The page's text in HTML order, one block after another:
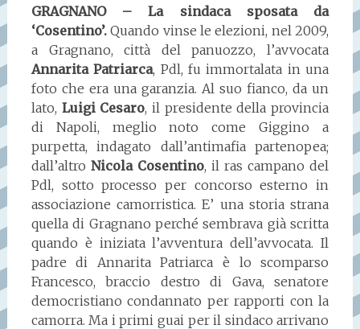
GRAGNANO – La sindaca sposata da
‘Cosentino’.Quando vinse le elezioni, nel 2009,
a Gragnano, città del panuozzo, l’avvocata
Annarita Patriarca, Pdl, fu immortalata in una
foto che era una garanzia. Al suo fianco, da un
lato, Luigi Cesaro, il presidente della provincia
di Napoli, meglio noto come Giggino a
purpetta, indagato dall’antimafia partenopea;
dall’altro Nicola Cosentino, il ras campano del
Pdl, sotto processo per concorso esterno in
associazione camorristica. E’ una storia strana
quella di Gragnano perché sembrava già scritta
quando è iniziata l’avventura dell’avvocata. Il
padre di Annarita Patriarca è lo scomparso
Francesco, braccio destro di Gava, senatore
democristiano condannato per rapporti con la
camorra. Ma i primi guai per il sindaco arrivano